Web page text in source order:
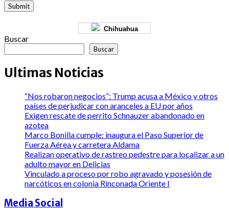
Chihuahua
Buscar
Buscar
Ultimas Noticias
“Nos robaron negocios”: Trump acusa a México y otros
países de perjudicar con aranceles a EU por años
Exigen rescate de perrito Schnauzer abandonado en
azotea
Marco Bonilla cumple: inaugura el Paso Superior de
Fuerza Aérea y carretera Aldama
Realizan operativo de rastreo pedestre para localizar a un
adulto mayor en Delicias
Vinculado a proceso por robo agravado y posesión de
narcóticos en colonia Rinconada Oriente I
Media Social